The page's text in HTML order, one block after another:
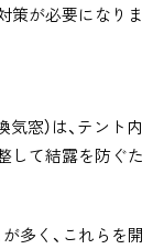
策が必要になりま
窓）は、テント内
して結露を防ぐた
多く、これらを開